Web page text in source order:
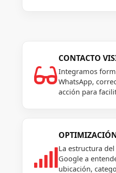

CONTACTO
Integramos
WhatsApp,
acción para

La estructura
Google a
ubicación,